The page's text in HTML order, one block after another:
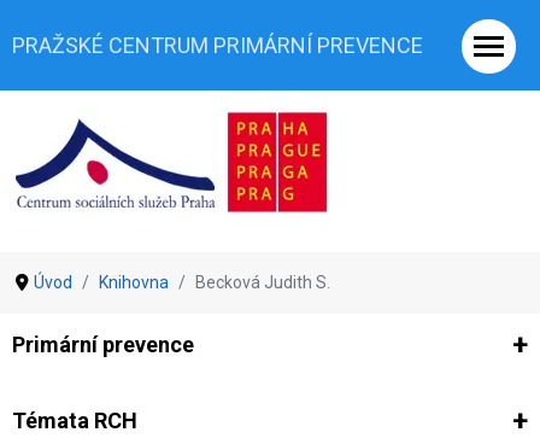
PRAŽSKÉ CENTRUM PRIMÁRNÍ PREVENCE
Úvod Knihovna Becková Judith S.
Primární prevence
Ze světa prevence
Témata RCH